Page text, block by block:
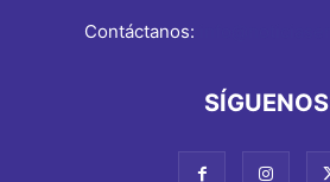
Contáctanos:
SÍGUENOS